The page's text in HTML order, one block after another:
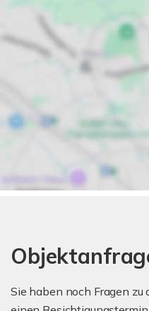
Sie haben noch Fragen